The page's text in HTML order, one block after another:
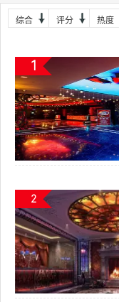
综合 评分 热度
1
2